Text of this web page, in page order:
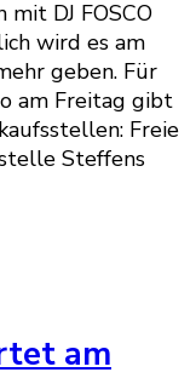
DJ FOSCO
wird es am
geben. Für
am Freitag gibt
Freie
Steffens
am